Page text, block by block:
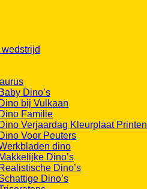
Baby Dino’s
Dino bij Vulkaan
Dino Familie
Dino Verjaardag Kleurplaat Printen
Dino Voor Peuters
dino
Makkelijke Dino’s
Realistische Dino’s
Dino’s